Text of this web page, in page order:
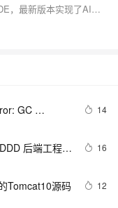
IntelliJ IDEA是Java/Kotlin开发领域的旗舰级IDE，最新版本实现了AI全栈辅助、量子计算插件和多语言互操作三大技术突破。AI辅助提升代码生成与性能优化准确率40%，量子计算插件支持1024量子位模拟，多语言混合调试性能提升300%。系统要求包括i5以上CPU、8GB内存及Windows 7+等。安装流程涵盖获取Ultimate版、配置启动器及性能优化设置。核心功能包括AI编码助手和多语言开发环境配置。提供量子算法开发和AI代码审查实战案例，并附故障排查指南和学习资源。
GC
14
后端工程模
16
Tomcat10源码 12